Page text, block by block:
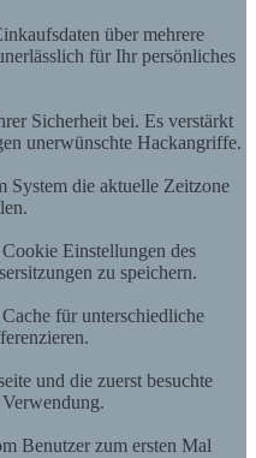
über mehrere
für Ihr persönliches
Sicherheit bei. Es verstärkt
unerwünschte Hackangriffe.
System die aktuelle Zeitzone
Einstellungen des
zu speichern.
für unterschiedliche
und die zuerst besuchte
Benutzer zum ersten Mal